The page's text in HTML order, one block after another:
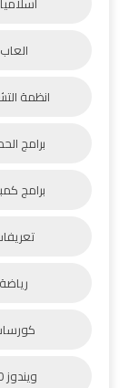
العاب
انظمة
برامج
برامج
رياضة
ويندوز 10